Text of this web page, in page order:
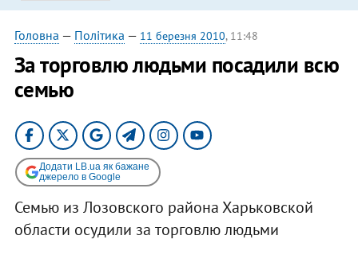
Головна — Політика — 11 березня 2010, 11:48
За торговлю людьми посадили всю
семью
Додати LB.ua як бажане
джерело в Google
Семью из Лозовского района Харьковской
области осудили за торговлю людьми